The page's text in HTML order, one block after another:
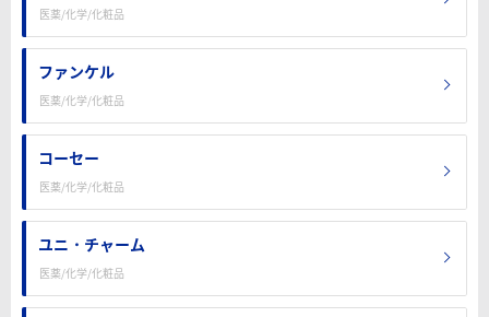
医薬/化学/化粧品
ファンケル
医薬/化学/化粧品
コーセー
医薬/化学/化粧品
ユニ・チャーム
医薬/化学/化粧品